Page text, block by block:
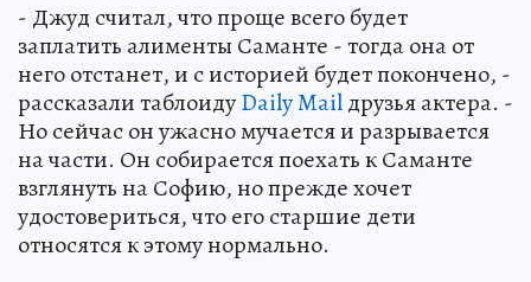
- Джуд считал, что проще всего будет
заплатить алименты Саманте - тогда она от
него отстанет, и с историей будет покончено, -
рассказали таблоидуDaily Mailдрузья актера. -
Но сейчас он ужасно мучается и разрывается
на части. Он собирается поехать к Саманте
взглянуть на Софию, но прежде хочет
удостовериться, что его старшие дети
относятся к этому нормально.